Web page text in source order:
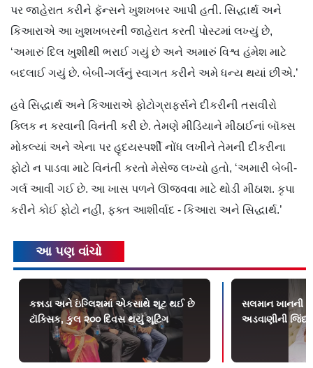
પર જાહેરાત કરીને ફૅન્સને ખુશખબર આપી હતી. સિદ્ધાર્થ અને
કિઆરાએ આ ખુશખબરની જાહેરાત કરતી પોસ્ટમાં લખ્યું છે,
‘અમારું દિલ ખુશીથી ભરાઈ ગયું છે અને અમારું વિશ્વ હંમેશ માટે
બદલાઈ ગયું છે. બેબી-ગર્લનું સ્વાગત કરીને અમે ધન્ય થયાં છીએ.’
હવે સિદ્ધાર્થ અને કિઆરાએ ફોટોગ્રાફર્સને દીકરીની તસવીરો
ક્લિક ન કરવાની વિનંતી કરી છે. તેમણે મીડિયાને મીઠાઈનાં બૉક્સ
મોકલ્યાં અને એના પર હૃદયસ્પર્શી નોંધ લખીને તેમની દીકરીના
ફોટો ન પાડવા માટે વિનંતી કરતો મેસેજ લખ્યો હતો, ‘અમારી બેબી-
ગર્લ આવી ગઈ છે. આ ખાસ પળને ઊજવવા માટે થોડી મીઠાશ. કૃપા
કરીને કોઈ ફોટો નહીં, ફક્ત આશીર્વાદ - કિઆરા અને સિદ્ધાર્થ.’
આ પણ વાંચો
કન્નડા અને ઇંગ્લિશમાં એકસાથે શૂટ થઈ છે
ટૉક્સિક, કુલ ૨૦૦ દિવસ થયું શૂટિંગ
સલમાન ખાનની
અડવાણીની